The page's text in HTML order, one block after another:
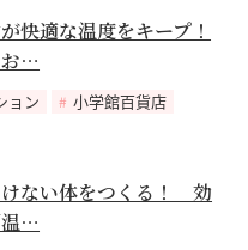
快適な温度をキープ！
…
ョン
小学館百貨店
ない体をつくる！ 効
温…